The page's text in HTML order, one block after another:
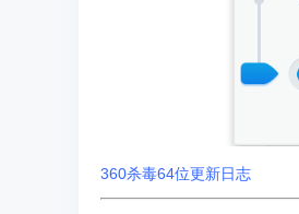
360杀毒64位更新日志